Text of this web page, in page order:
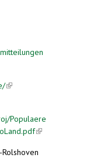
(link is
Populaere
(link is
Rolshoven